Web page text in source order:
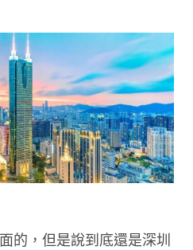
的，但是說到底還是深圳